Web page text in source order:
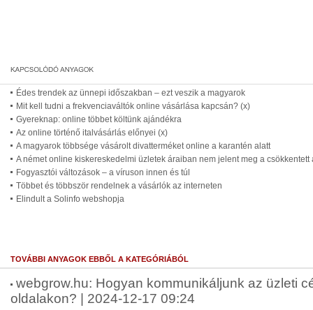
Édes trendek az ünnepi időszakban – ezt veszik a magyarok
Mit kell tudni a frekvenciaváltók online vásárlása kapcsán? (x)
Gyereknap: online többet költünk ajándékra
Az online történő italvásárlás előnyei (x)
A magyarok többsége vásárolt divatterméket online a karantén alatt
A német online kiskereskedelmi üzletek áraiban nem jelent meg a csökkentett
Fogyasztói változások – a víruson innen és túl
Többet és többször rendelnek a vásárlók az interneten
Elindult a Solinfo webshopja
TOVÁBBI ANYAGOK EBBŐL A KATEGÓRIÁBÓL
webgrow.hu: Hogyan kommunikáljunk az üzleti
oldalakon? | 2024-12-17 09:24